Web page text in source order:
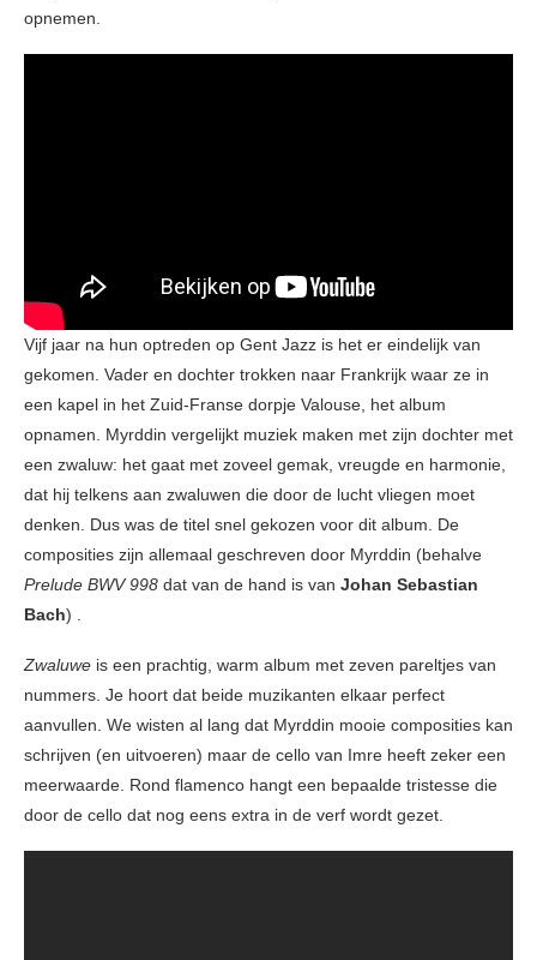
opnemen.
Vijf jaar na hun optreden op Gent Jazz is het er eindelijk van
gekomen. Vader en dochter trokken naar Frankrijk waar ze in
een kapel in het Zuid-Franse dorpje Valouse, het album
opnamen. Myrddin vergelijkt muziek maken met zijn dochter met
een zwaluw: het gaat met zoveel gemak, vreugde en harmonie,
dat hij telkens aan zwaluwen die door de lucht vliegen moet
denken. Dus was de titel snel gekozen voor dit album. De
composities zijn allemaal geschreven door Myrddin (behalve
Prelude BWV 998 dat van de hand is van Johan Sebastian
Bach) .
Zwaluwe is een prachtig, warm album met zeven pareltjes van
nummers. Je hoort dat beide muzikanten elkaar perfect
aanvullen. We wisten al lang dat Myrddin mooie composities kan
schrijven (en uitvoeren) maar de cello van Imre heeft zeker een
meerwaarde. Rond flamenco hangt een bepaalde tristesse die
door de cello dat nog eens extra in de verf wordt gezet.